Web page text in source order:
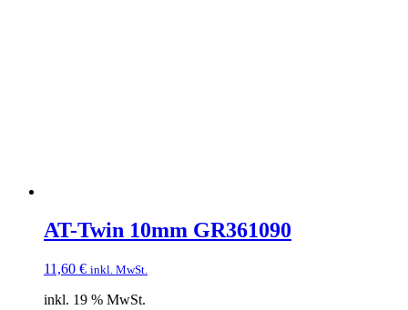
AT-Twin 10mm GR361090
11,60 € inkl. MwSt.
inkl. 19 % MwSt.